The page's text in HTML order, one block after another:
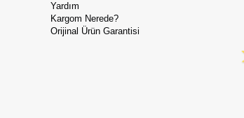
Yardım
Kargom Nerede?
Orijinal Ürün Garantisi